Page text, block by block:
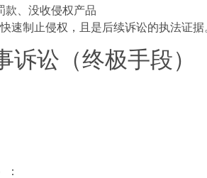
款、没收侵权产品
快速制止侵权，且是后续诉讼的执法证据
讼（终极手段）
：